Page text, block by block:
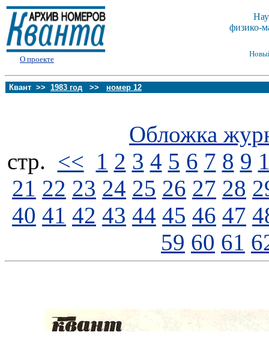
О проекте
физико-
Квант >> 1983 год >> номер 12
Обложка
стp. << 1 2 3 4 5 6 7 8 9
21 22 23 24 25 26 27 28
40 41 42 43 44 45 46 47
59 60 61